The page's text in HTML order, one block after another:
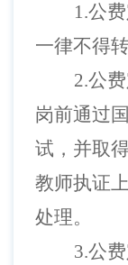
1.公
一律不得
2.公
岗前通过
试，并取
教师执证
处理。
3.公